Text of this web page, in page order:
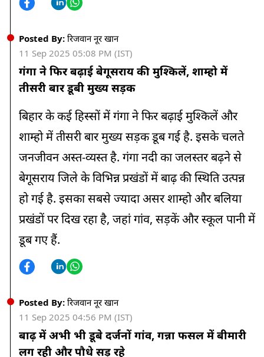
Posted By: रिजवान नूर खान
11 Sep 2025 05:08 PM (IST)
गंगा ने फिर बढ़ाई बेगूसराय की मुश्किलें, शाम्हो में
तीसरी बार डूबी मुख्य सड़क
बिहार के कई हिस्सों में गंगा ने फिर बढ़ाई मुश्किलें और
शाम्हो में तीसरी बार मुख्य सड़क डूब गई है. इसके चलते
जनजीवन अस्त-व्यस्त है. गंगा नदी का जलस्तर बढ़ने से
बेगूसराय जिले के विभिन्न प्रखंडों में बाढ़ की स्थिति उत्पन्न
हो गई है. इसका सबसे ज्यादा असर शाम्हो और बलिया
प्रखंडों पर दिख रहा है, जहां गांव, सड़कें और स्कूल पानी में
डूब गए हैं.
Posted By: रिजवान नूर खान
11 Sep 2025 04:56 PM (IST)
बाढ़ में अभी भी डूबे दर्जनों गांव, गन्ना फसल में बीमारी
लग रही और पौधे सड़ रहे